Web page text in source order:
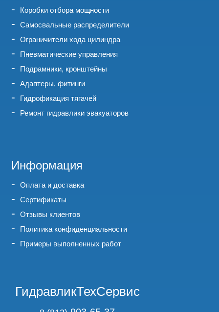
Коробки отбора мощности
Самосвальные распределители
Ограничители хода цилиндра
Пневматические управления
Подрамники, кронштейны
Адаптеры, фитинги
Гидрофикация тягачей
Ремонт гидравлики эвакуаторов
Информация
Оплата и доставка
Сертификаты
Отзывы клиентов
Политика конфиденциальности
Примеры выполненных работ
ГидравликТехСервис